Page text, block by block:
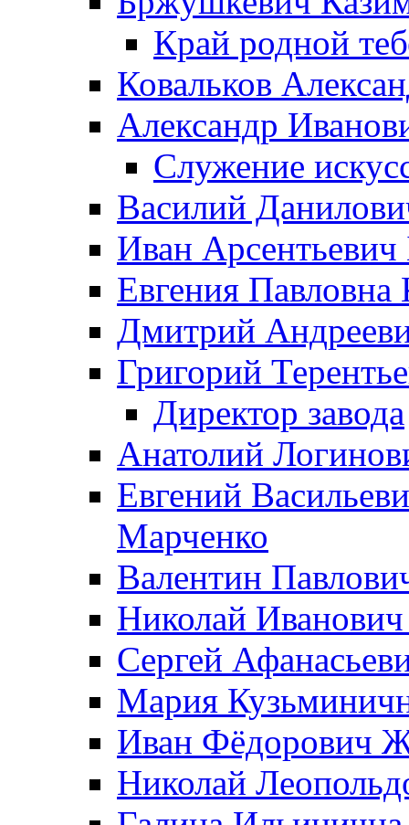
Край родной
Ковальков
Александр
Служение
Василий
Иван
Евгения Павловна
Дмитрий
Григорий
Директор завода
Анатолий
Евгений
Марченко
Валентин
Николай Иванович
Сергей
Мария
Иван Фёдорович
Николай